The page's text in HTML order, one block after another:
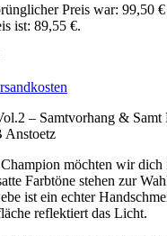
Preis war: 99,50 €
ist: 89,55 €.
– Samtvorhang & Samt
Anstoetz
möchten wir dich
Farbtöne stehen zur
ist ein echter
reflektiert das Licht.